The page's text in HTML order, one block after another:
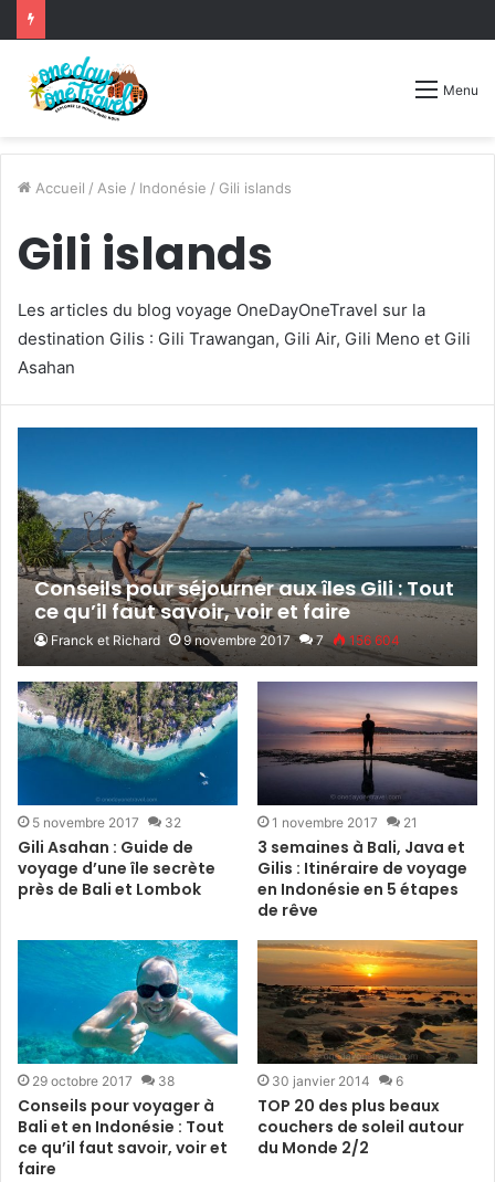
Menu
Accueil / Asie / Indonésie / Gili islands
Gili islands
Les articles du blog voyage OneDayOneTravel sur la
destination Gilis : Gili Trawangan, Gili Air, Gili Meno et Gili
Asahan
Conseils pour séjourner aux îles Gili : Tout
ce qu’il faut savoir, voir et faire
Franck et Richard 9 novembre 2017 7 156 604
5 novembre 2017 32
Gili Asahan : Guide de
voyage d’une île secrète
près de Bali et Lombok
1 novembre 2017 21
3 semaines à Bali, Java et
Gilis : Itinéraire de voyage
en Indonésie en 5 étapes
de rêve
29 octobre 2017 38
Conseils pour voyager à
Bali et en Indonésie : Tout
ce qu’il faut savoir, voir et
faire
30 janvier 2014 6
TOP 20 des plus beaux
couchers de soleil autour
du Monde 2/2